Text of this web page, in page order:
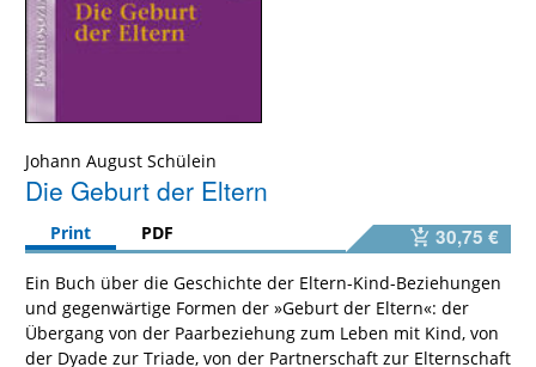
Johann August Schülein
Die Geburt der Eltern
Print PDF 30,75 €
Ein Buch über die Geschichte der Eltern-Kind-Beziehungen
und gegenwärtige Formen der »Geburt der Eltern«: der
Übergang von der Paarbeziehung zum Leben mit Kind, von
der Dyade zur Triade, von der Partnerschaft zur Elternschaft